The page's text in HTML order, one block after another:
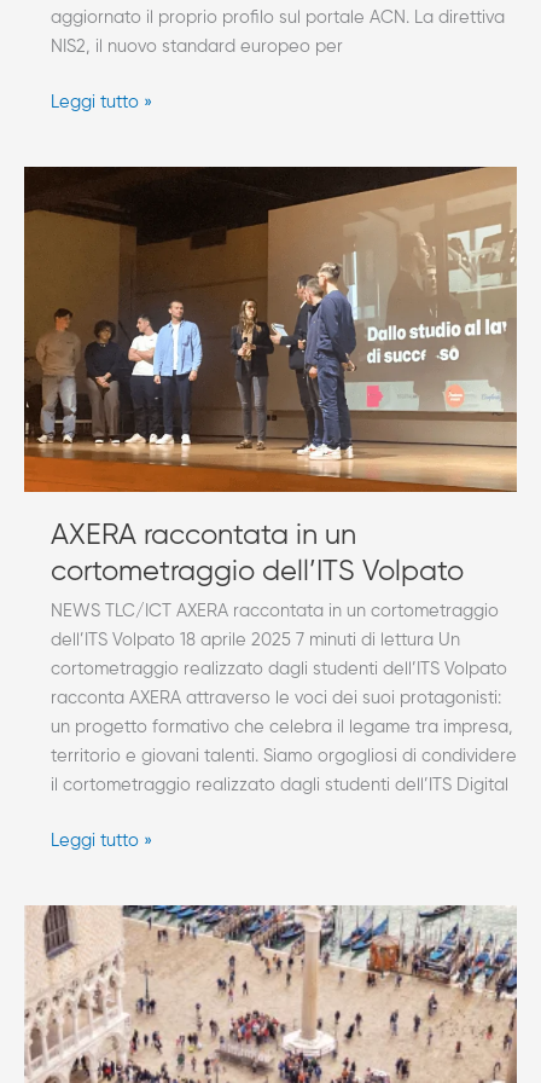
aggiornato il proprio profilo sul portale ACN. La direttiva
NIS2, il nuovo standard europeo per
Leggi tutto »
AXERA raccontata in un
cortometraggio dell’ITS Volpato
NEWS TLC/ICT AXERA raccontata in un cortometraggio
dell’ITS Volpato 18 aprile 2025 7 minuti di lettura Un
cortometraggio realizzato dagli studenti dell’ITS Volpato
racconta AXERA attraverso le voci dei suoi protagonisti:
un progetto formativo che celebra il legame tra impresa,
territorio e giovani talenti. Siamo orgogliosi di condividere
il cortometraggio realizzato dagli studenti dell’ITS Digital
raccontata
cortometraggio
dell’ITS
Volpato
Leggi tutto »
Crisi
demografica,
tocca
all’innovazione
“salvare”
il